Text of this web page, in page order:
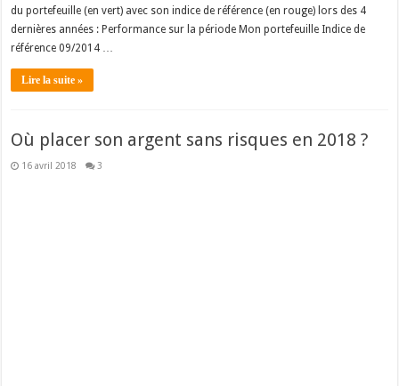
du portefeuille (en vert) avec son indice de référence (en rouge) lors des 4
dernières années : Performance sur la période Mon portefeuille Indice de
référence 09/2014 …
Lire la suite »
Où placer son argent sans risques en 2018 ?
16 avril 2018 3